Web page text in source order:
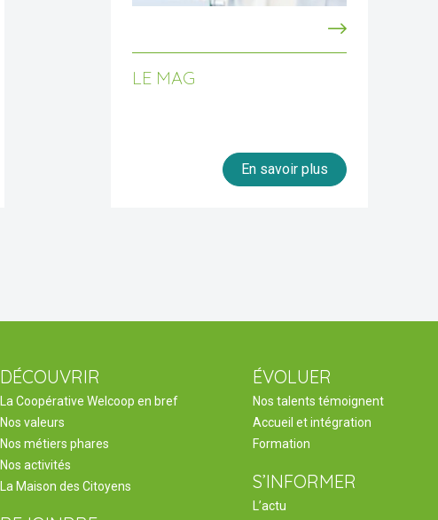
LE MAG
En savoir plus
DÉCOUVRIR
La Coopérative Welcoop en bref
Nos valeurs
Nos métiers phares
Nos activités
La Maison des Citoyens
ÉVOLUER
Nos talents témoignent
Accueil et intégration
Formation
S’INFORMER
L’actu